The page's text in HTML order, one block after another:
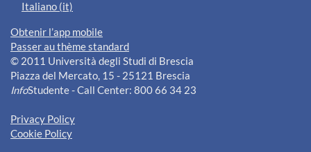
Italiano ‎(it)‎
Obtenir l’app mobile
Passer au thème standard
© 2011 Università degli Studi di Brescia
Piazza del Mercato, 15 - 25121 Brescia
InfoStudente - Call Center: 800 66 34 23
Privacy Policy
Cookie Policy